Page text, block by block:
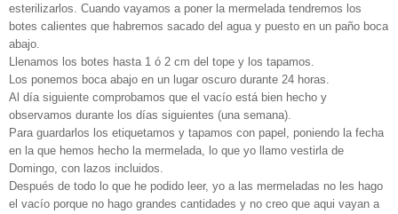
esterilizarlos. Cuando vayamos a poner la mermelada tendremos los
botes calientes que habremos sacado del agua y puesto en un paño boca
abajo.
Llenamos los botes hasta 1 ó 2 cm del tope y los tapamos.
Los ponemos boca abajo en un lugar oscuro durante 24 horas.
Al día siguiente comprobamos que el vacío está bien hecho y
observamos durante los días siguientes (una semana).
Para guardarlos los etiquetamos y tapamos con papel, poniendo la fecha
en la que hemos hecho la mermelada, lo que yo llamo vestirla de
Domingo, con lazos incluidos.
Después de todo lo que he podido leer, yo a las mermeladas no les hago
el vacío porque no hago grandes cantidades y no creo que aqui vayan a